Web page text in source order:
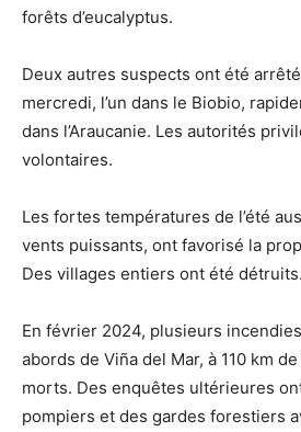
forêts d’eucalyptus.
Deux autres suspects ont été
mercredi, l’un dans le Biobio,
dans l’Araucanie. Les autorités
volontaires.
Les fortes températures de l’été
vents puissants, ont favorisé la
Des villages entiers ont été détruits.
En février 2024, plusieurs
abords de Viña del Mar, à 110 km
morts. Des enquêtes ultérieures
pompiers et des gardes forestiers